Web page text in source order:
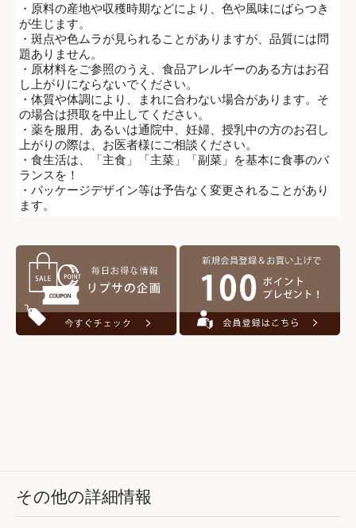
・原料の産地や収穫時期などにより、色や風味にばらつき
が生じます。
・斑点や色ムラが見られることがありますが、品質には問
題ありません。
・原材料をご参照のうえ、食品アレルギーのある方はお召
し上がりにならないでください。
・体質や体調により、まれに合わない場合があります。そ
の場合は摂取を中止してください。
・薬を服用、あるいは通院中、妊婦、授乳中の方のお召し
上がりの際は、お医者様にご相談ください。
・食生活は、「主食」「主菜」「副菜」を基本に食事のバ
ランスを！
・パッケージデザイン等は予告なく変更されることがあり
ます。
その他の詳細情報